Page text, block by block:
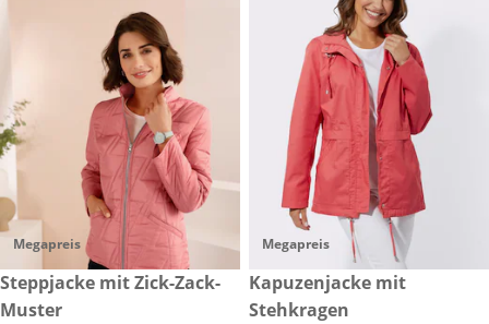
Megapreis
CHF 69.-
Steppjacke mit Zick-Zack-
Muster
Megapreis
CHF 120.-
Kapuzenjacke mit
Stehkragen